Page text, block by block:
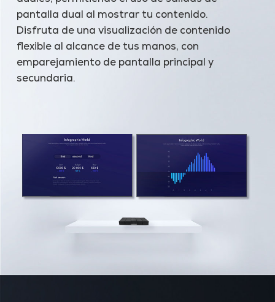
pantalla dual al mostrar tu contenido.
Disfruta de una visualización de contenido
flexible al alcance de tus manos, con
emparejamiento de pantalla principal y
secundaria.